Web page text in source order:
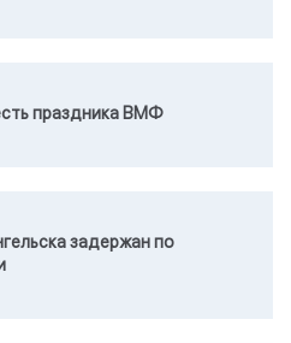
праздника ВМФ
задержан по